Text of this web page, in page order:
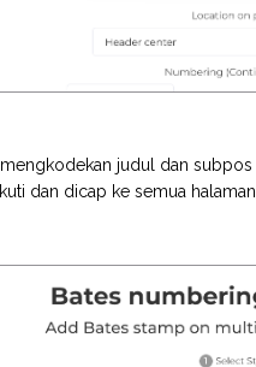
judul dan
dan dicap ke semua